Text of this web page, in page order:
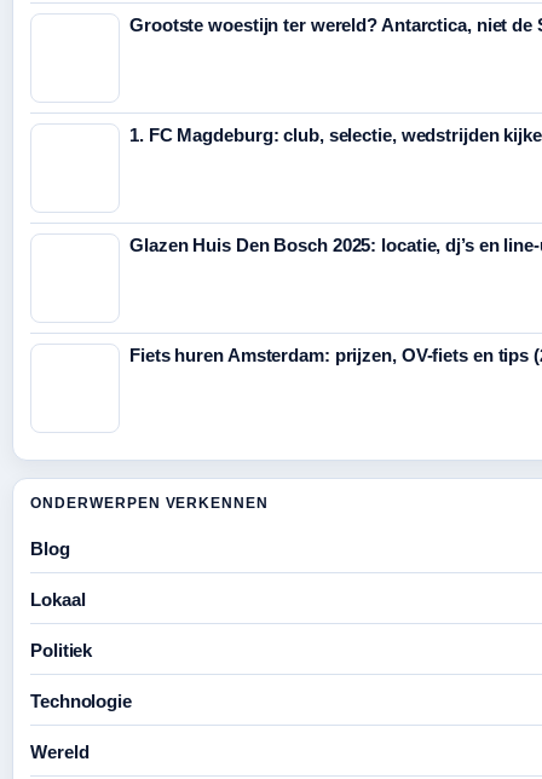
Grootste woestijn ter wereld? Antarctica, niet de
1. FC Magdeburg: club, selectie, wedstrijden
Glazen Huis Den Bosch 2025: locatie, dj’s en
Fiets huren Amsterdam: prijzen, OV-fiets en tips
ONDERWERPEN VERKENNEN
Blog
Lokaal
Politiek
Technologie
Wereld